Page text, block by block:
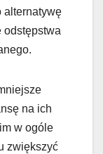
alternatywę
odstępstwa
na ich
w ogóle
zwiększyć